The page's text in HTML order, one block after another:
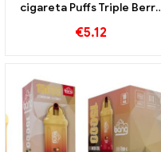
cigareta Puffs Triple Berry
chladivou chutí
€5.12